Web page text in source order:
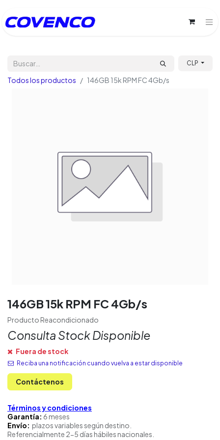
CLP
Todos los productos 146GB 15k RPM FC 4Gb/s
146GB 15k RPM FC 4Gb/s
Producto Reacondicionado
Consulta Stock Disponible
Fuera de stock
Reciba una notificación cuando vuelva a estar disponible
Contáctenos
Términos y condiciones
Garantía: 6 meses
Envío: plazos variables según destino.
Referencialmente 2-5 días hábiles nacionales.